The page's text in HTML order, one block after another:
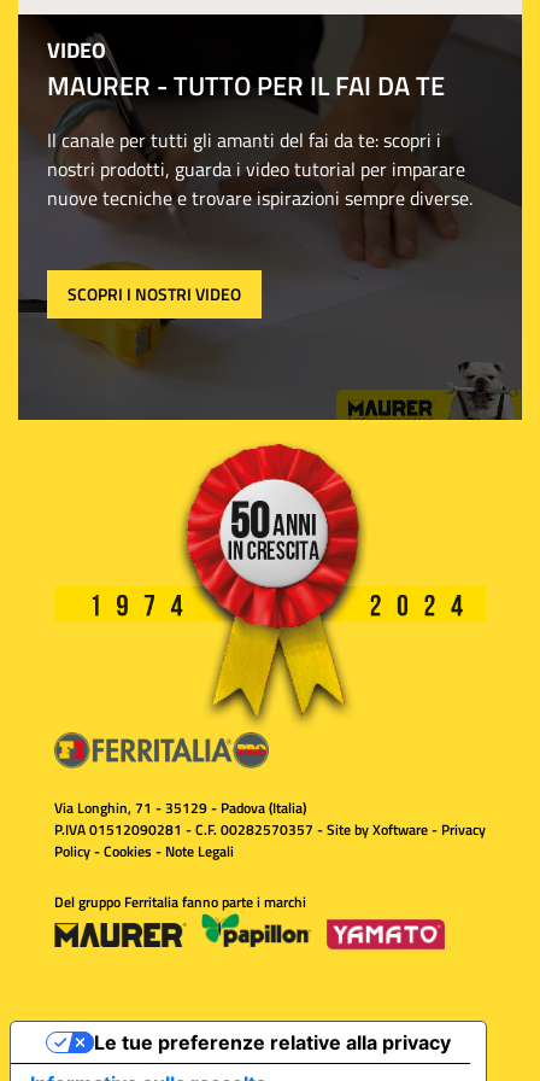
VIDEO
MAURER - TUTTO PER IL FAI DA TE
Il canale per tutti gli amanti del fai da te: scopri i
nostri prodotti, guarda i video tutorial per imparare
nuove tecniche e trovare ispirazioni sempre diverse.
SCOPRI I NOSTRI VIDEO
Via Longhin, 71 - 35129 - Padova (Italia)
P.IVA 01512090281 - C.F. 00282570357 - Site byXoftware- Privacy
Policy-Cookies- Note Legali
Del gruppo Ferritalia fanno parte i marchi
Le tue preferenze relative alla privacy